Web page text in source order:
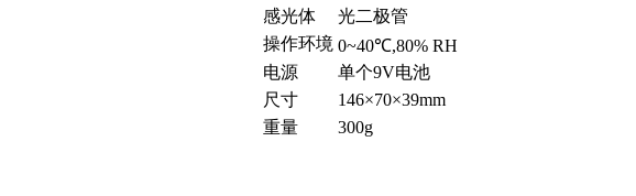
感光体
光二极管
操作环境 0~40℃,80% RH
电源
单个9V电池
尺寸
146×70×39mm
重量
300g